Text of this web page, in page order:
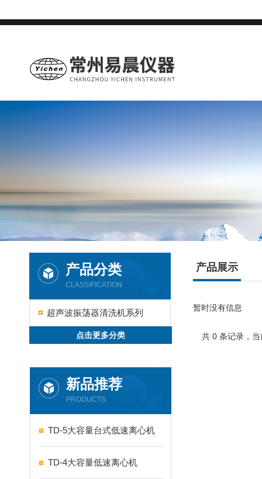
产品分类
CLASSIFICATION
超声波振荡器清洗机系列
点击更多分类
新品推荐
PRODUCTS
TD-5大容量台式低速离心机
TD-4大容量低速离心机
产品展示
暂时没有信息
共 0 条记录，